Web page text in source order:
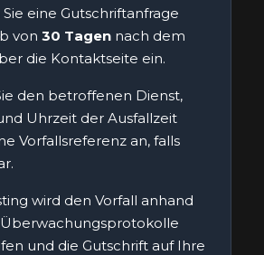
eine Gutschriftanfrage
von 30 Tagen nach dem
die Kontaktseite ein.
den betroffenen Dienst,
Uhrzeit der Ausfallzeit
Vorfallsreferenz an, falls
wird den Vorfall anhand
und die Gutschrift auf Ihre